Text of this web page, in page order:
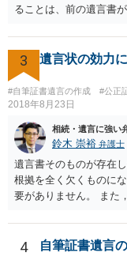
ることは、前の遺言
してもらって 診断書
作成するのがよいと
から、弁護士に依頼し
3 遺言状の効力
#自筆証書遺言の作成 #公正
2018年8月23日
相続・遺言に強い
鈴木 崇裕 弁護士
遺言書そのものが存在
根拠を全く欠くものに
要がありません。 また
ご回答にもありますが
方に対して， ・相続
と ・今後一切の連絡を
4 自筆証書遺言